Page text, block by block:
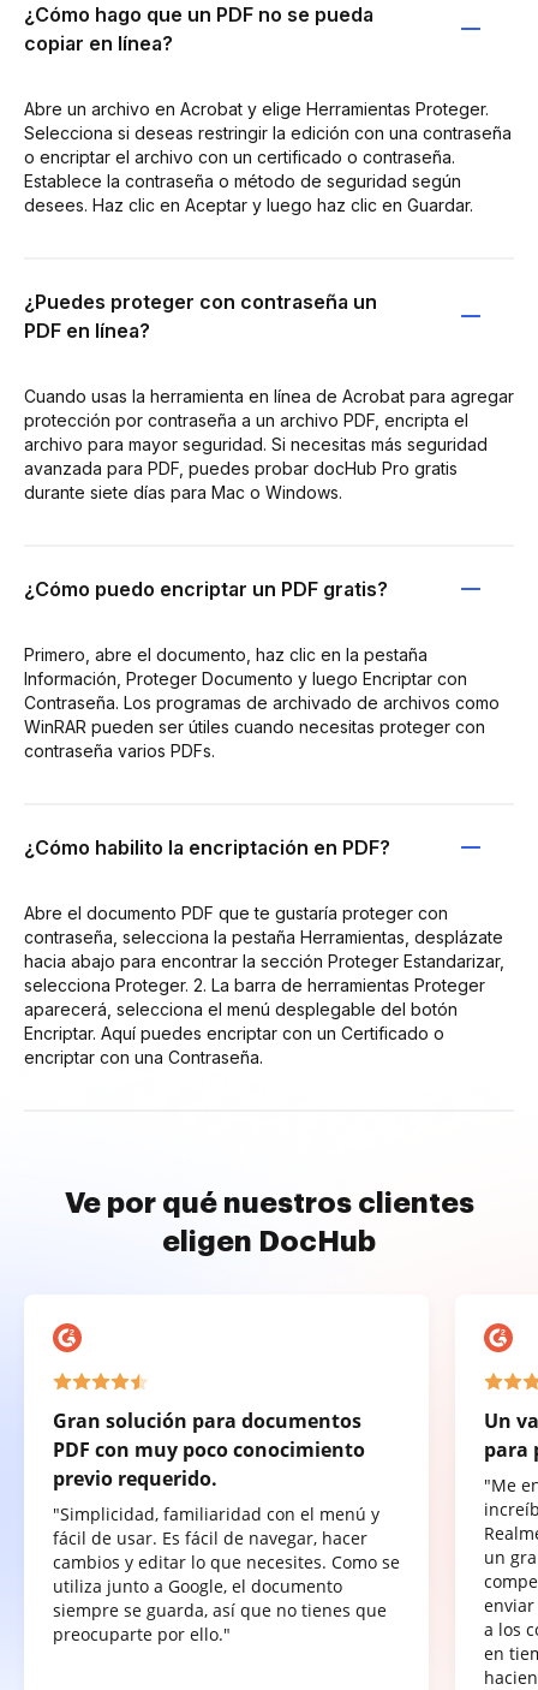
¿Cómo hago que un PDF no se pueda
copiar en línea?
Abre un archivo en Acrobat y elige Herramientas Proteger.
Selecciona si deseas restringir la edición con una contraseña
o encriptar el archivo con un certificado o contraseña.
Establece la contraseña o método de seguridad según
desees. Haz clic en Aceptar y luego haz clic en Guardar.
¿Puedes proteger con contraseña un
PDF en línea?
Cuando usas la herramienta en línea de Acrobat para agregar
protección por contraseña a un archivo PDF, encripta el
archivo para mayor seguridad. Si necesitas más seguridad
avanzada para PDF, puedes probar docHub Pro gratis
durante siete días para Mac o Windows.
¿Cómo puedo encriptar un PDF gratis?
Primero, abre el documento, haz clic en la pestaña
Información, Proteger Documento y luego Encriptar con
Contraseña. Los programas de archivado de archivos como
WinRAR pueden ser útiles cuando necesitas proteger con
contraseña varios PDFs.
¿Cómo habilito la encriptación en PDF?
Abre el documento PDF que te gustaría proteger con
contraseña, selecciona la pestaña Herramientas, desplázate
hacia abajo para encontrar la sección Proteger Estandarizar,
selecciona Proteger. 2. La barra de herramientas Proteger
aparecerá, selecciona el menú desplegable del botón
Encriptar. Aquí puedes encriptar con un Certificado o
encriptar con una Contraseña.
Ve por qué nuestros clientes
eligen DocHub
Gran solución para documentos
PDF con muy poco conocimiento
previo requerido.
"Simplicidad, familiaridad con el menú y
fácil de usar. Es fácil de navegar, hacer
cambios y editar lo que necesites. Como se
utiliza junto a Google, el documento
siempre se guarda, así que no tienes que
preocuparte por ello."
Un
para
"Me
un
a los
en